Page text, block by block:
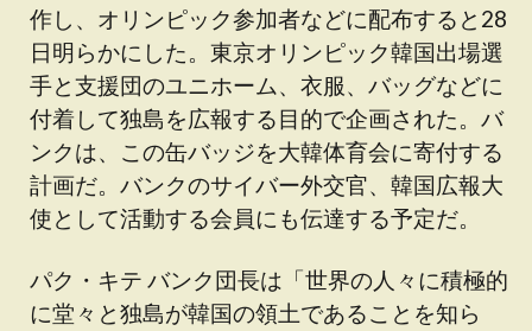
作し、オリンピック参加者などに配布すると28
日明らかにした。東京オリンピック韓国出場選
手と支援団のユニホーム、衣服、バッグなどに
付着して独島を広報する目的で企画された。バ
ンクは、この缶バッジを大韓体育会に寄付する
計画だ。バンクのサイバー外交官、韓国広報大
使として活動する会員にも伝達する予定だ。
パク・キテ バンク団長は「世界の人々に積極的
に堂々と独島が韓国の領土であることを知ら